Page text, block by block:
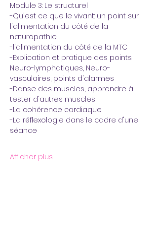
Module 3: Le structurel
-Qu'est ce que le vivant: un point sur
l'alimentation du côté de la
naturopathie
-l'alimentation du côté de la MTC
-Explication et pratique des points
Neuro-lymphatiques, Neuro-
vasculaires, points d'alarmes
-Danse des muscles, apprendre à
tester d'autres muscles
-La cohérence cardiaque
-La réflexologie dans le cadre d'une
séance
Afficher plus